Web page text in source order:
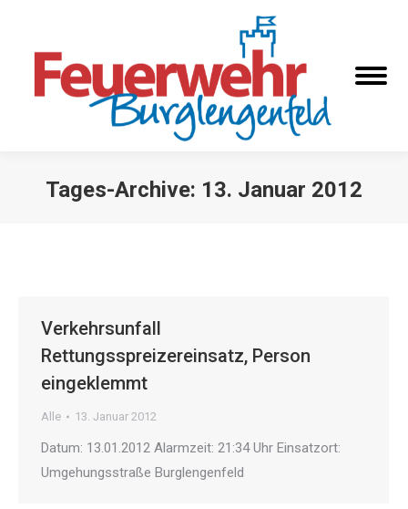
Tages-Archive: 13. Januar 2012
Verkehrsunfall
Rettungsspreizereinsatz, Person
eingeklemmt
Alle 13. Januar 2012
Datum: 13.01.2012 Alarmzeit: 21:34 Uhr Einsatzort:
Umgehungsstraße Burglengenfeld